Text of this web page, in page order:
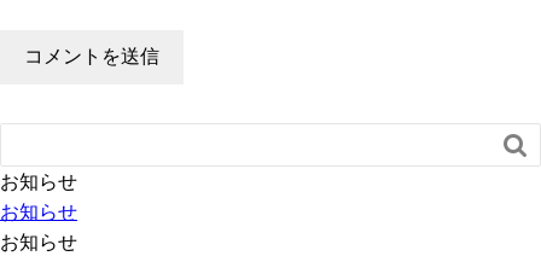

お知らせ
お知らせ
お知らせ